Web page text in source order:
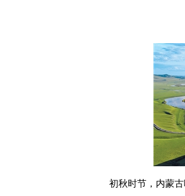
初秋时节，内蒙